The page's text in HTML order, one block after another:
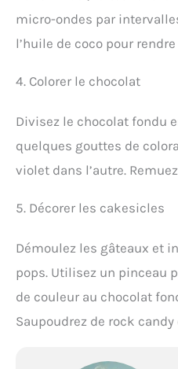
micro-ondes par
l’huile de coco pour
4. Colorer le chocolat
Divisez le chocolat fondu
quelques gouttes de
violet dans l’autre.
5. Décorer les cakesicles
Démoulez les gâteaux et
pops. Utilisez un pinceau
de couleur au chocolat
Saupoudrez de rock